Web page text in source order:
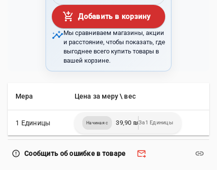
add_shopping_cart Добавить в корзину
insightsМы сравниваем магазины, акции
и расстояние, чтобы показать, где
выгоднее всего купить товары в
вашей корзине.
Мера Цена за меру \ вес
1 Единицы Начиная с 39,90 ₪За1 Единицы
error_outline Сообщить об ошибке в товаре forward_to_inbox link